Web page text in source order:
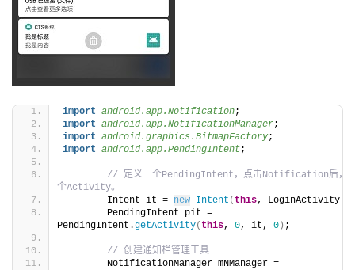
import android.app.Notification;
import android.app.NotificationManager;
import android.graphics.BitmapFactory;
import android.app.PendingIntent;
// 定义一个PendingIntent，点击Notification后，
个Activity。
        Intent it =
new Intent ( this, LoginActivity.
        PendingIntent pit =
PendingIntent.getActivity( this, 0, it, 0 ) ;
// 创建通知栏管理工具